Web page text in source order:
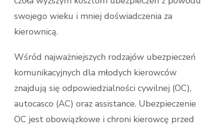
swojego wieku i mniej doświadczenia za
kierownicą.
Wśród najważniejszych rodzajów ubezpieczeń
komunikacyjnych dla młodych kierowców
znajdują się odpowiedzialności cywilnej (OC),
autocasco (AC) oraz assistance. Ubezpieczenie
OC jest obowiązkowe i chroni kierowcę przed